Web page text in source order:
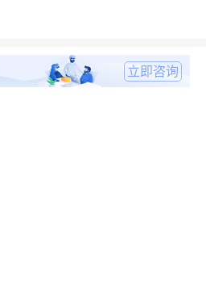
立即咨询